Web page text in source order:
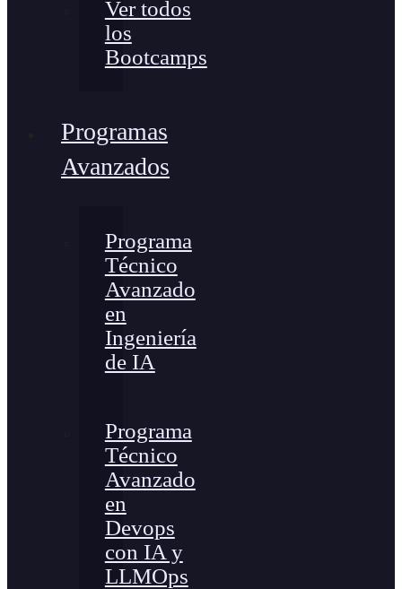
Ver todos
los
Bootcamps
Programas
Avanzados
Programa
Técnico
Avanzado
en
Ingeniería
de IA
Programa
Técnico
Avanzado
en
Devops
con IA y
LLMOps